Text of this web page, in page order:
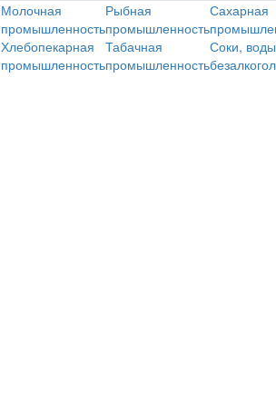
Молочная
промышленность
Рыбная
промышленность
Сахарная
Хлебопекарная
промышленность
Табачная
промышленность
Соки,